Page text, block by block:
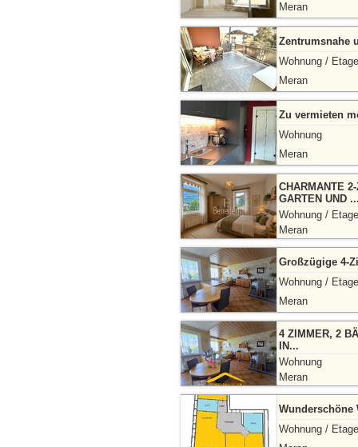
Meran
Zentrumsnahe
Wohnung / Etage
Meran
Zu vermieten
Wohnung
Meran
CHARMANTE
GARTEN UND
Wohnung / Etage
Meran
Großzügige 4-
Wohnung / Etage
Meran
4 ZIMMER, 2
IN...
Wohnung
Meran
Wohnung / Etage